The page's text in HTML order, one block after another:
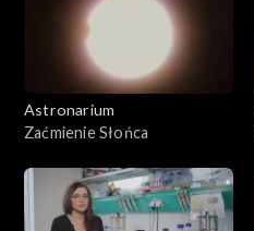
Astronarium
Zaćmienie Słońca